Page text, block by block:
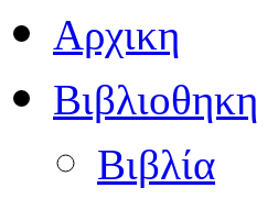
Αρχικη
Βιβλιοθηκη
Βιβλία